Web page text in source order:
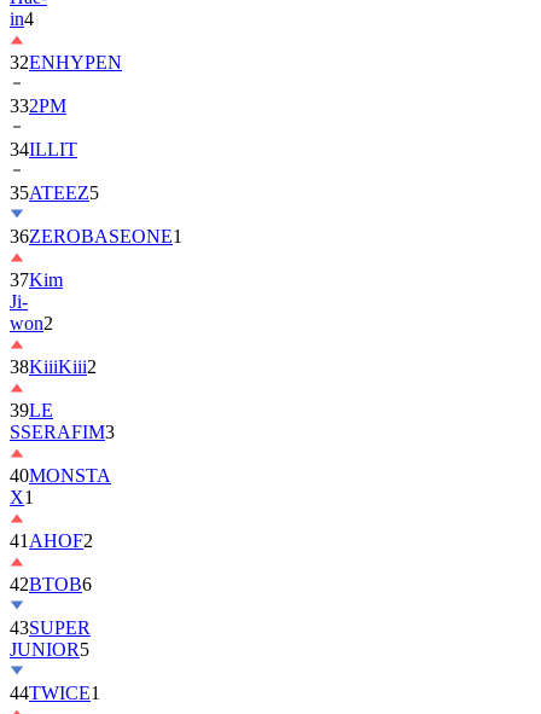
in4
32ENHYPEN
332PM
34ILLIT
35ATEEZ5
36ZEROBASEONE1
37Kim
Ji-
won2
38KiiiKiii2
39LE
SSERAFIM3
40MONSTA
X1
41 AHOF2
42BTOB6
43SUPER
JUNIOR5
44TWICE1